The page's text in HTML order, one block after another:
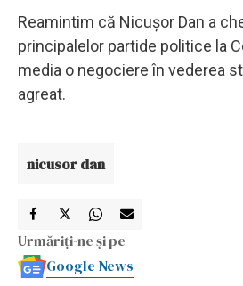
Reamintim că Nicușor Dan a
principalelor partide politice la
media o negociere în vederea
agreat.
nicusor dan
Urmăriți-ne și pe
Google News